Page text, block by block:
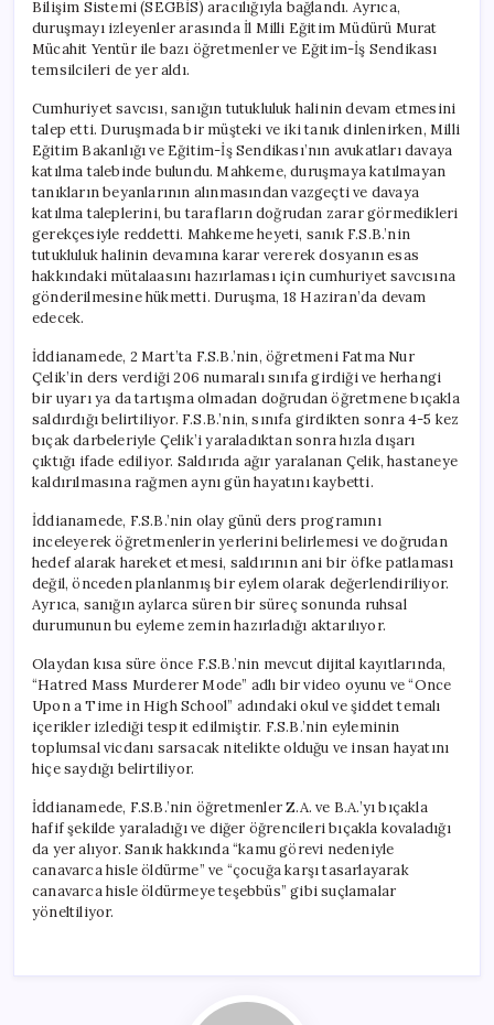
Bilişim Sistemi (SEGBİS) aracılığıyla bağlandı. Ayrıca,
duruşmayı izleyenler arasında İl Milli Eğitim Müdürü Murat
Mücahit Yentür ile bazı öğretmenler ve Eğitim-İş Sendikası
temsilcileri de yer aldı.
Cumhuriyet savcısı, sanığın tutukluluk halinin devam etmesini
talep etti. Duruşmada bir müşteki ve iki tanık dinlenirken, Milli
Eğitim Bakanlığı ve Eğitim-İş Sendikası’nın avukatları davaya
katılma talebinde bulundu. Mahkeme, duruşmaya katılmayan
tanıkların beyanlarının alınmasından vazgeçti ve davaya
katılma taleplerini, bu tarafların doğrudan zarar görmedikleri
gerekçesiyle reddetti. Mahkeme heyeti, sanık F.S.B.’nin
tutukluluk halinin devamına karar vererek dosyanın esas
hakkındaki mütalaasını hazırlaması için cumhuriyet savcısına
gönderilmesine hükmetti. Duruşma, 18 Haziran’da devam
edecek.
İddianamede, 2 Mart’ta F.S.B.’nin, öğretmeni Fatma Nur
Çelik’in ders verdiği 206 numaralı sınıfa girdiği ve herhangi
bir uyarı ya da tartışma olmadan doğrudan öğretmene bıçakla
saldırdığı belirtiliyor. F.S.B.’nin, sınıfa girdikten sonra 4-5 kez
bıçak darbeleriyle Çelik’i yaraladıktan sonra hızla dışarı
çıktığı ifade ediliyor. Saldırıda ağır yaralanan Çelik, hastaneye
kaldırılmasına rağmen aynı gün hayatını kaybetti.
İddianamede, F.S.B.’nin olay günü ders programını
inceleyerek öğretmenlerin yerlerini belirlemesi ve doğrudan
hedef alarak hareket etmesi, saldırının ani bir öfke patlaması
değil, önceden planlanmış bir eylem olarak değerlendiriliyor.
Ayrıca, sanığın aylarca süren bir süreç sonunda ruhsal
durumunun bu eyleme zemin hazırladığı aktarılıyor.
Olaydan kısa süre önce F.S.B.’nin mevcut dijital kayıtlarında,
“Hatred Mass Murderer Mode” adlı bir video oyunu ve “Once
Upon a Time in High School” adındaki okul ve şiddet temalı
içerikler izlediği tespit edilmiştir. F.S.B.’nin eyleminin
toplumsal vicdanı sarsacak nitelikte olduğu ve insan hayatını
hiçe saydığı belirtiliyor.
İddianamede, F.S.B.’nin öğretmenler Z.A. ve B.A.’yı bıçakla
hafif şekilde yaraladığı ve diğer öğrencileri bıçakla kovaladığı
da yer alıyor. Sanık hakkında “kamu görevi nedeniyle
canavarca hisle öldürme” ve “çocuğa karşı tasarlayarak
canavarca hisle öldürmeye teşebbüs” gibi suçlamalar
yöneltiliyor.